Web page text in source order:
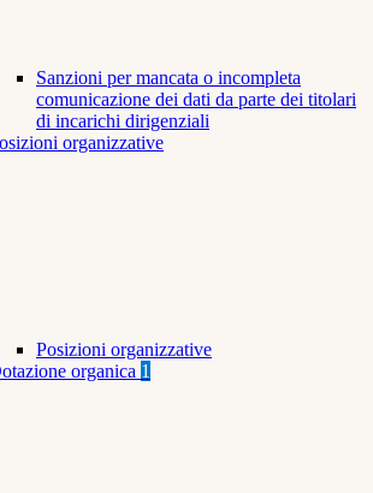
Sanzioni per mancata o incompleta
comunicazione dei dati da parte dei titolari
di incarichi dirigenziali
organizzative
Posizioni organizzative
organica 1